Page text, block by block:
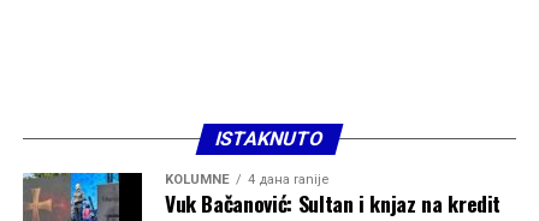
ISTAKNUTO
KOLUMNE 4 дана ranije
Vuk Bačanović: Sultan i knjaz na kredit